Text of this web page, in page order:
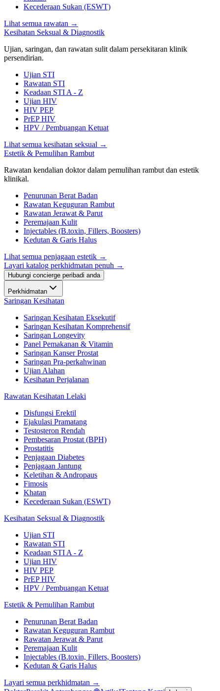
Kecederaan Sukan (ESWT)
Lihat semua rawatan →
Kesihatan Seksual & Diagnostik
Ujian, saringan, dan rawatan sulit dalam persekitaran klinik
persendirian.
Ujian STI
Rawatan STI
Keadaan STI A - Z
Ujian HIV
HIV PEP
PrEP HIV
HPV / Pembuangan Ketuat
Lihat semua kesihatan seksual →
Estetik & Pemulihan Rambut
Rawatan kendalian doktor dalam pemulihan rambut dan estetik
klinikal.
Penurunan Berat Badan
Rawatan Keguguran Rambut
Rawatan Jerawat & Parut
Peremajaan Kulit
Injectables (B.toxin, Fillers, Boosters)
Kedutan & Garis Halus
Lihat semua penjagaan estetik →
Layari katalog perkhidmatan penuh →
Hubungi concierge peribadi anda
Perkhidmatan
Saringan Kesihatan
Saringan Kesihatan Eksekutif
Saringan Kesihatan Komprehensif
Saringan Longevity
Panel Pemakanan & Vitamin
Saringan Kanser Prostat
Saringan Pra-perkahwinan
Ujian Alahan
Kesihatan Perjalanan
Rawatan Kesihatan Lelaki
Disfungsi Erektil
Ejakulasi Pramatang
Testosteron Rendah
Pembesaran Prostat (BPH)
Prostatitis
Penjagaan Diabetes
Penjagaan Jantung
Keletihan & Andropaus
Fimosis
Khatan
Kecederaan Sukan (ESWT)
Kesihatan Seksual & Diagnostik
Ujian STI
Rawatan STI
Keadaan STI A - Z
Ujian HIV
HIV PEP
PrEP HIV
HPV / Pembuangan Ketuat
Estetik & Pemulihan Rambut
Penurunan Berat Badan
Rawatan Keguguran Rambut
Rawatan Jerawat & Parut
Peremajaan Kulit
Injectables (B.toxin, Fillers, Boosters)
Kedutan & Garis Halus
Layari semua perkhidmatan →